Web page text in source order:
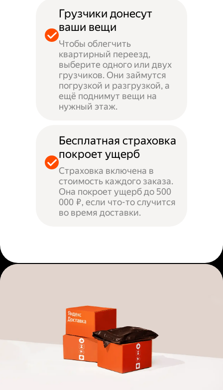
Грузчики донесут
ваши вещи
Чтобы облегчить
квартирный переезд,
выберите одного или двух
грузчиков. Они займутся
погрузкой и разгрузкой, а
ещё поднимут вещи на
нужный этаж.
Бесплатная страховка
покроет ущерб
Страховка включена в
стоимость каждого заказа.
Она покроет ущерб до 500
000 ₽, если что-то случится
во время доставки.